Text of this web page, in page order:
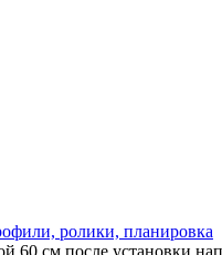
ролики, планировка
60 см после установки